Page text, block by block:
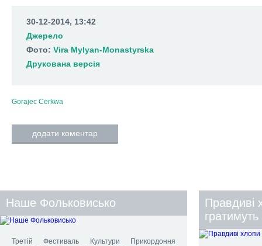
30-12-2014, 13:42
Джерело
Фото: Vira Mylyan-Monastyrska
Друкована версія
Gorajec Cerkwa
додати коментар
Наше Фольковисько
Третій Фестиваль Культури Прикордоння
Правдиві